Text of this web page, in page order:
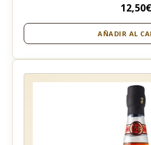
12,50€
AÑADIR AL